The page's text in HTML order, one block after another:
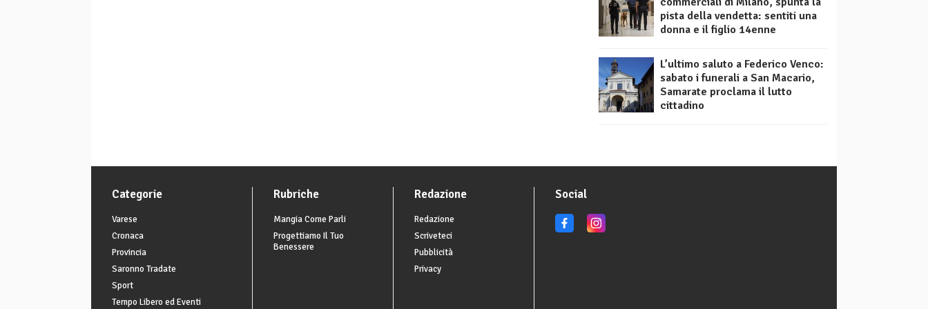
pista della vendetta: sentiti una
donna e il figlio 14enne
L’ultimo saluto a Federico Venco:
sabato i funerali a San Macario,
Samarate proclama il lutto
cittadino
Categorie
Varese
Cronaca
Provincia
Saronno Tradate
Sport
Tempo Libero ed Eventi
Rubriche
Mangia Come Parli
Progettiamo Il Tuo
Benessere
Redazione
Redazione
Scriveteci
Pubblicità
Privacy
Social